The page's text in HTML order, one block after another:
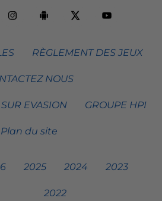
RÈGLEMENT DES JEUX
NOUS
EVASION GROUPE HPI
Plan du site
2025 2024 2023
2022